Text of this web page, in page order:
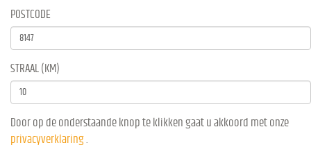
POSTCODE
STRAAL (KM)
Door op de onderstaande knop te klikken gaat u akkoord met onze
privacyverklaring